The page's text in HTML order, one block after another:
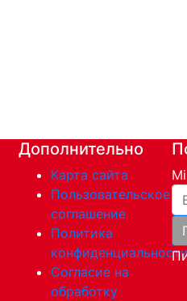
Дополнительно
Карта сайта
Пользовательское
соглашение
Политика
Согласие на
обработку